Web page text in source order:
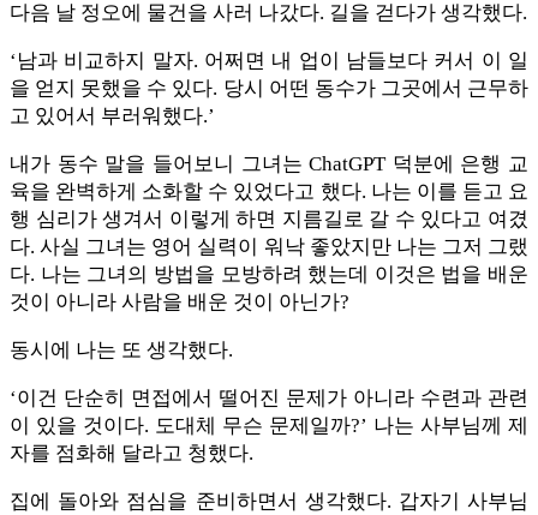
다음 날 정오에 물건을 사러 나갔다. 길을 걷다가 생각했다.
‘남과 비교하지 말자. 어쩌면 내 업이 남들보다 커서 이 일
을 얻지 못했을 수 있다. 당시 어떤 동수가 그곳에서 근무하
고 있어서 부러워했다.’
내가 동수 말을 들어보니 그녀는 ChatGPT 덕분에 은행 교
육을 완벽하게 소화할 수 있었다고 했다. 나는 이를 듣고 요
행 심리가 생겨서 이렇게 하면 지름길로 갈 수 있다고 여겼
다. 사실 그녀는 영어 실력이 워낙 좋았지만 나는 그저 그랬
다. 나는 그녀의 방법을 모방하려 했는데 이것은 법을 배운
것이 아니라 사람을 배운 것이 아닌가?
동시에 나는 또 생각했다.
‘이건 단순히 면접에서 떨어진 문제가 아니라 수련과 관련
이 있을 것이다. 도대체 무슨 문제일까?’ 나는 사부님께 제
자를 점화해 달라고 청했다.
집에 돌아와 점심을 준비하면서 생각했다. 갑자기 사부님